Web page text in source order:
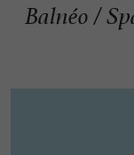
Balnéo /